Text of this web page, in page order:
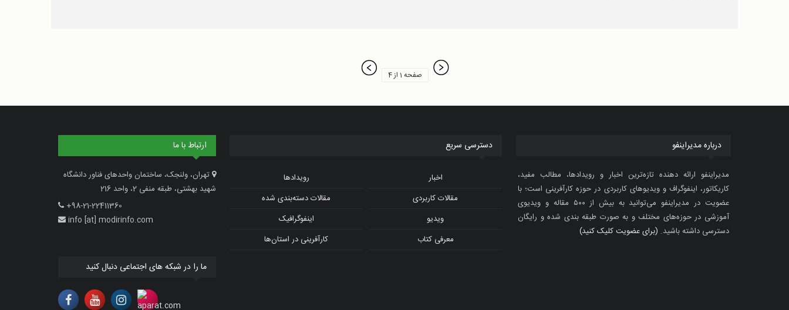
صفحه 1 از 4
درباره مدیراینفو
مدیراینفو ارائه دهنده تازه‌ترین اخبار و رویدادها، مطالب مفید،
کاریکاتور، اینفوگراف و ویدیوهای کاربردی در حوزه کارآفرینی است؛ با
عضویت در مدیراینفو می‌توانید به بیش از ۵۰۰ مقاله و ویدیوی
آموزشی در حوزه‌های مختلف و به صورت طبقه بندی شده و رایگان
دسترسی داشته باشید. (برای عضویت کلیک کنید)
دسترسی سریع
اخبار
رویدادها
مقالات کاربردی
مقالات دسته‌بندی شده
ویدیو
اینفوگرافیک
معرفی کتاب
کارآفرینی در استان‌ها
ارتباط با ما
تهران، ولنجک، ساختمان واحدهای فناور دانشگاه
شهید بهشتی، طبقه منفی 2، واحد 216
+98-21-22411360
info [at] modirinfo.com
ما را در شبکه های اجتماعی دنبال کنید